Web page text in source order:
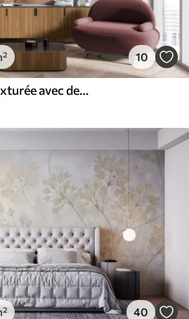
10
Branche abstraite texturée avec des feuilles dans les tons marron, beige et rouge, sur un fond de formes abstraites.
40